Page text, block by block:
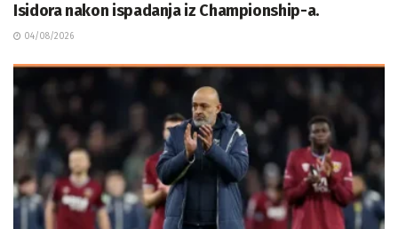
Isidora nakon ispadanja iz Championship-a.
04/08/2026